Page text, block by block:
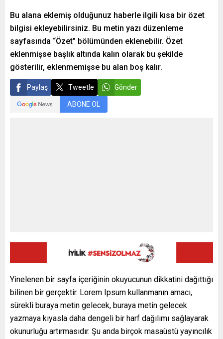
Bu alana eklemiş olduğunuz haberle ilgili kısa bir özet
bilgisi ekleyebilirsiniz. Bu metin yazı düzenleme
sayfasında “Özet” bölümünden eklenebilir. Özet
eklenmişse başlık altında kalın olarak bu şekilde
gösterilir, eklenmemişse bu alan boş kalır.
Paylaş Tweetle Gönder
ABONE OL
Yinelenen bir sayfa içeriğinin okuyucunun dikkatini dağıttığı
bilinen bir gerçektir. Lorem Ipsum kullanmanın amacı,
sürekli buraya metin gelecek, buraya metin gelecek
yazmaya kıyasla daha dengeli bir harf dağılımı sağlayarak
okunurluğu artırmasıdır. Şu anda birçok masaüstü yayıncılık